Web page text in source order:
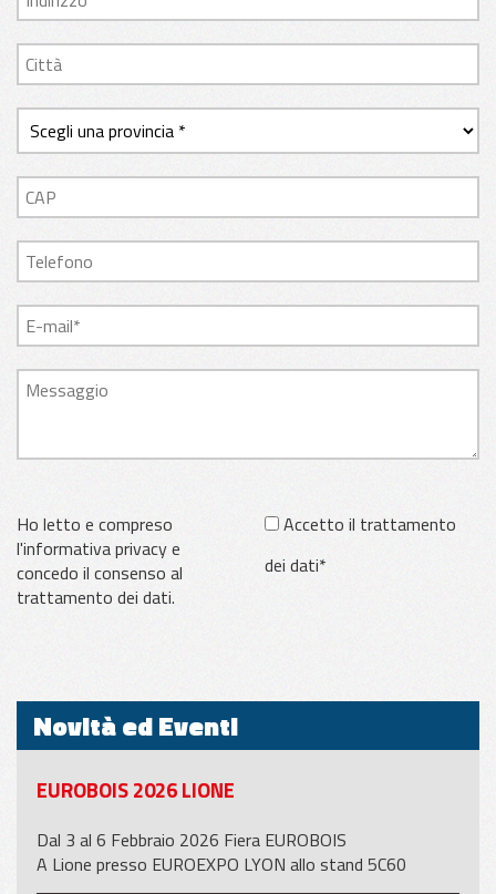
Ho letto e compreso
l'informativa privacy e
concedo il consenso al
trattamento dei dati.
Accetto il trattamento
dei dati*
Novità ed Eventi
EUROBOIS 2026 LIONE
Dal 3 al 6 Febbraio 2026 Fiera EUROBOIS
A Lione presso EUROEXPO LYON allo stand 5C60